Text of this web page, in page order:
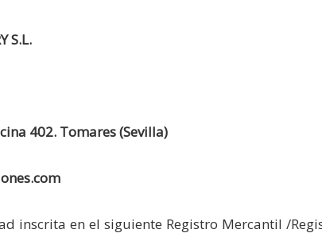
S.L.
402. Tomares (Sevilla)
inscrita en el siguiente Registro Mercantil /